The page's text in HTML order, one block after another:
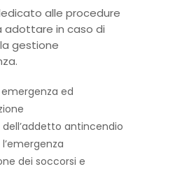
alle procedure
adottare in caso di
gestione
emergenza ed
antincendio
dei soccorsi e